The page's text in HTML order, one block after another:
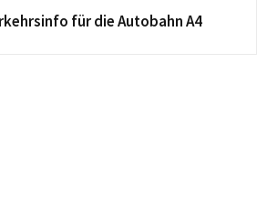
für die Autobahn A4